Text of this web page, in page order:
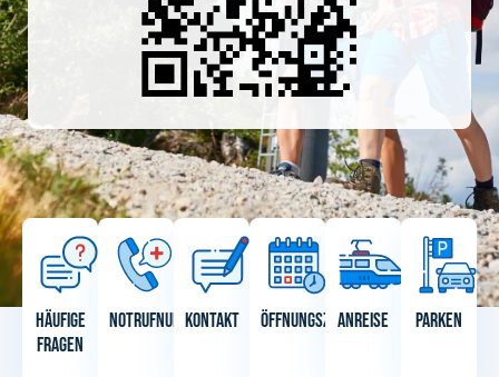
Häufige
Fragen
Notrufnummern
Kontakt Öffnungszeiten
Anreise Parken